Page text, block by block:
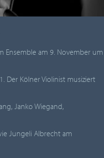
Ensemble am 9. November um
Der Kölner Violinist musiziert
Janko Wiegand,
Jungeli Albrecht am